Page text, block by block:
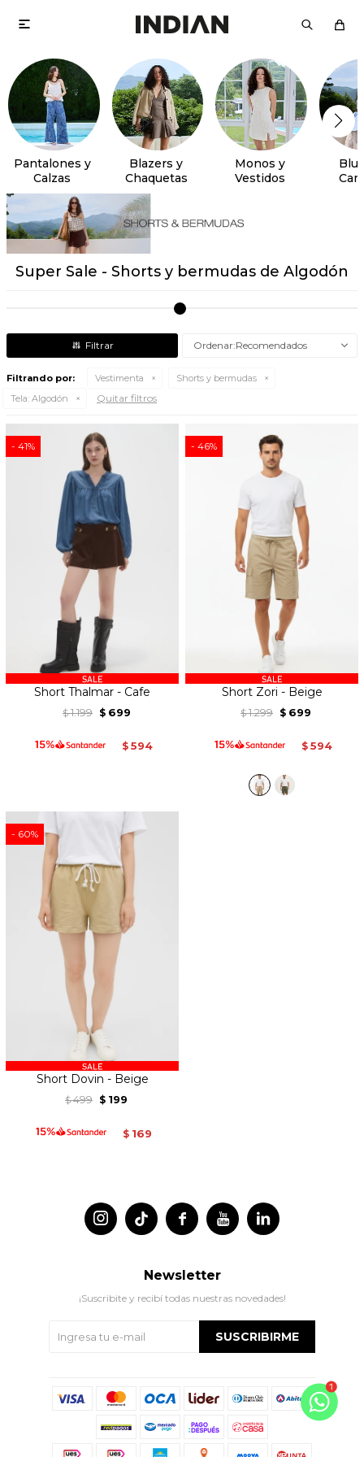

Pantalones y
Calzas
Blazers y
Chaquetas
Monos y
Vestidos
Super Sale - Shorts y bermudas de Algodón
Recomendados
Filtrando por: Vestimenta
Shorts y bermudas
Tela: Algodón Quitar filtros
41
Short Thalmar - Cafe
$ 1.199 $ 699
$ 594
46
Short Zori - Beige
$ 1.299 $ 699
$ 594
60
Short Dovin - Beige
$ 499 $ 199
$ 169
 
 
Newsletter
¡Suscribite y recibí todas nuestras novedades!
SUSCRIBIRME